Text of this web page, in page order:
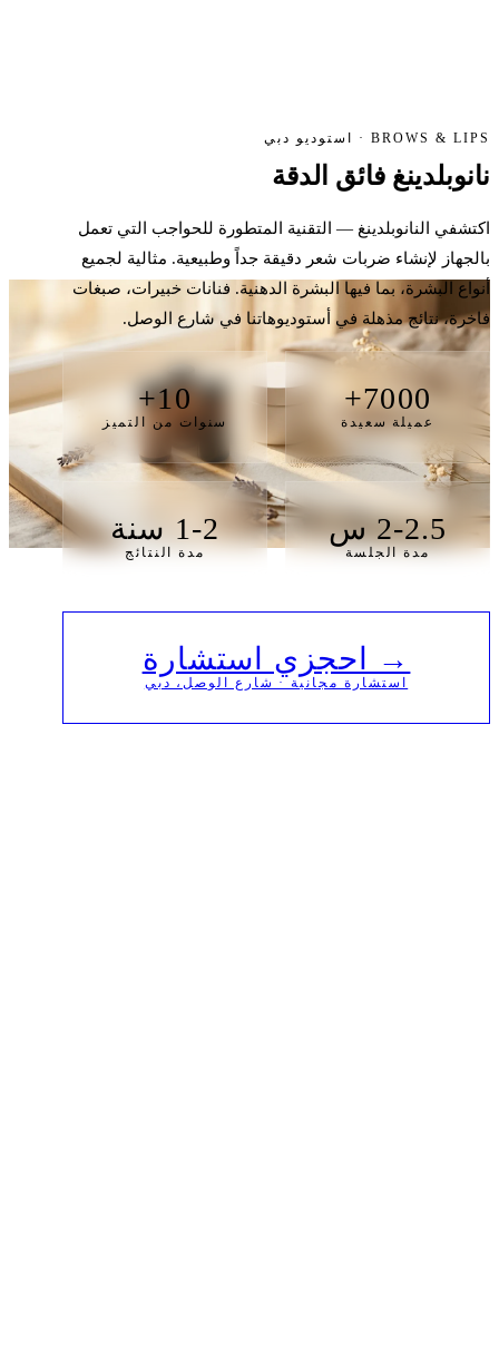
BROWS & LIPS · استوديو دبي
نانوبلدينغ فائق الدقة
اكتشفي النانوبلدينغ — التقنية المتطورة للحواجب التي تعمل
بالجهاز لإنشاء ضربات شعر دقيقة جداً وطبيعية. مثالية لجميع
أنواع البشرة، بما فيها البشرة الدهنية. فنانات خبيرات، صبغات
فاخرة، نتائج مذهلة في أستوديوهاتنا في شارع الوصل.
7000+
عميلة سعيدة
10+
سنوات من التميز
2-2.5 س
مدة الجلسة
1-2 سنة
مدة النتائج
→ احجزي استشارة
استشارة مجانية · شارع الوصل، دبي